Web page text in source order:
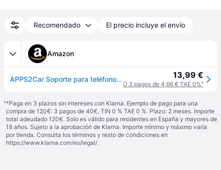
Recomendado El precio incluye el envío
Amazon
APPS2Car Soporte para teléfono de Coche, Soporte para Parabrisas de Coche, Soporte de teléfono de succión más Fuerte, Soporte de teléfono para Coche, Compatible con iPhone 14/13/12 Pro MAX, Samsung 13,99 €
O 3 pagos de 4,66 € TAE 0%¹
¹*Paga en 3 plazos sin intereses con Klarna. Ejemplo de pago para una
compra de 120€: 3 pagos de 40€, TIN 0 % TAE 0 %. Plazo: 2 meses. Importe
total adeudado 120€. Solo es válido para residentes en España y mayores de
18 años. Sujeto a la aprobación de Klarna. Importe mínimo y máximo varía
por tienda. Consulta los términos y resto de condiciones en
https://www.klarna.com/es/legal/.